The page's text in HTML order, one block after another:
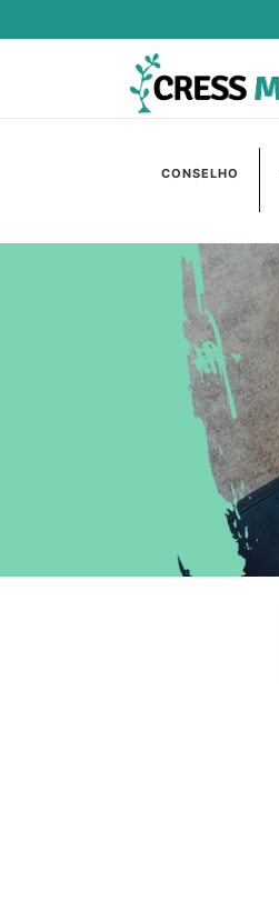
CONSELHO